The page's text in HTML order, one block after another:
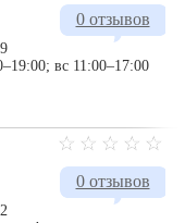
0 отзывов
вс 11:00–17:00
0 отзывов